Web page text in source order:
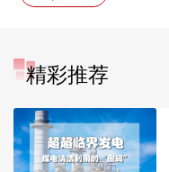
精彩推荐